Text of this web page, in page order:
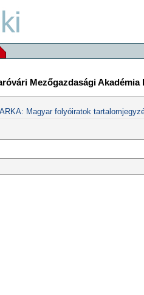
Mezőgazdasági Akadémia
Magyar folyóiratok